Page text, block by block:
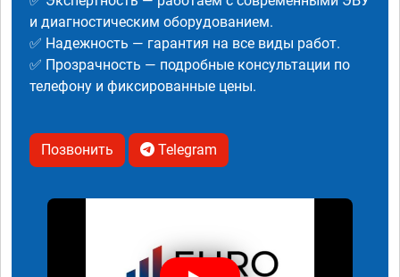
и диагностическим оборудованием.
✅ Надежность — гарантия на все виды работ.
✅ Прозрачность — подробные консультации по
телефону и фиксированные цены.
Позвонить Telegram